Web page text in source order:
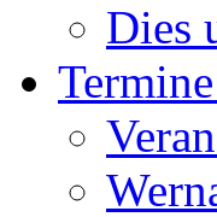
Dies